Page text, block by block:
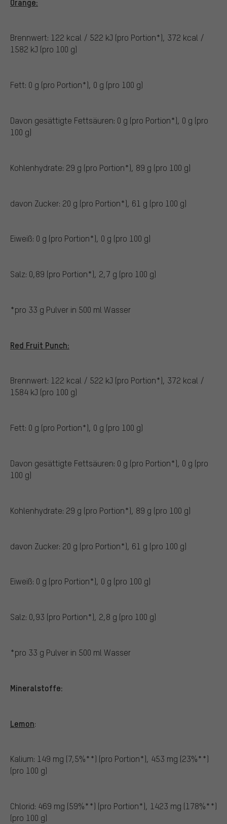
Brennwert: 122 kcal / 522 kJ (pro Portion*), 372 kcal /
1582 kJ (pro 100 g)
Fett: 0 g (pro Portion*), 0 g (pro 100 g)
Davon gesättigte Fettsäuren: 0 g (pro Portion*), 0 g (pro
100 g)
Kohlenhydrate: 29 g (pro Portion*), 89 g (pro 100 g)
davon Zucker: 20 g (pro Portion*), 61 g (pro 100 g)
Eiweiß: 0 g (pro Portion*), 0 g (pro 100 g)
Salz: 0,89 (pro Portion*), 2,7 g (pro 100 g)
*pro 33 g Pulver in 500 ml Wasser
Red Fruit Punch:
Brennwert: 122 kcal / 522 kJ (pro Portion*), 372 kcal /
1584 kJ (pro 100 g)
Fett: 0 g (pro Portion*), 0 g (pro 100 g)
Davon gesättigte Fettsäuren: 0 g (pro Portion*), 0 g (pro
100 g)
Kohlenhydrate: 29 g (pro Portion*), 89 g (pro 100 g)
davon Zucker: 20 g (pro Portion*), 61 g (pro 100 g)
Eiweiß: 0 g (pro Portion*), 0 g (pro 100 g)
Salz: 0,93 (pro Portion*), 2,8 g (pro 100 g)
*pro 33 g Pulver in 500 ml Wasser
Mineralstoffe:
Lemon:
Kalium: 149 mg (7,5%**) (pro Portion*), 453 mg (23%**)
(pro 100 g)
Chlorid: 469 mg (59%**) (pro Portion*), 1423 mg (178%**)
(pro 100 g)